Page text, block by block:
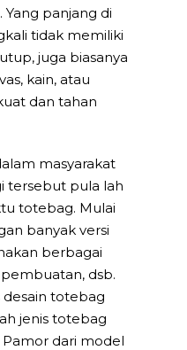
panjang di
tidak memiliki
juga biasanya
kain, atau
dan tahan
masyarakat
tersebut pula lah
totebag. Mulai
banyak versi
berbagai
dsb.
desain totebag
jenis totebag
dari model